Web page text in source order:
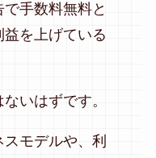
で手数料無料と
を上げている
いはずです。
モデルや、利